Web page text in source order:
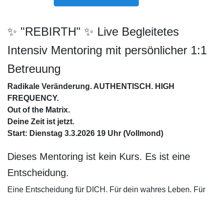
✨ "REBIRTH" ✨ Live Begleitetes
Intensiv Mentoring mit persönlicher 1:1
Betreuung
Radikale Veränderung. AUTHENTISCH. HIGH
FREQUENCY.
Out of the Matrix.
Deine Zeit ist jetzt.
Start: Dienstag 3.3.2026 19 Uhr (Vollmond)
Dieses Mentoring ist kein Kurs. Es ist eine
Entscheidung.
Eine Entscheidung für DICH. Für dein wahres Leben. Für